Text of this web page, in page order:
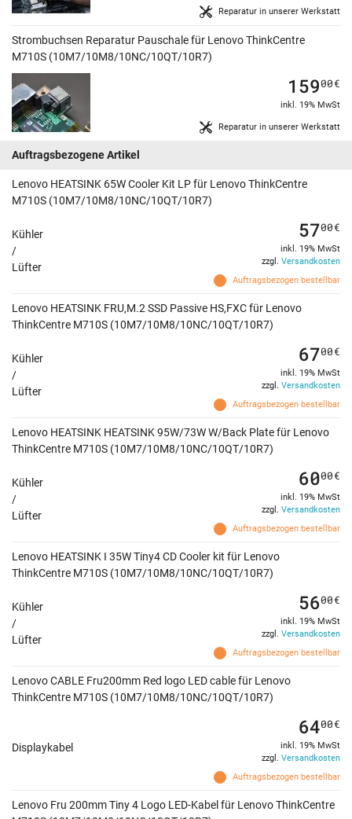
Reparatur in unserer Werkstatt
Strombuchsen Reparatur Pauschale für Lenovo ThinkCentre
M710S (10M7/10M8/10NC/10QT/10R7)
Reparatur in unserer Werkstatt
15900€
inkl. 19% MwSt
Auftragsbezogene Artikel
Lenovo HEATSINK 65W Cooler Kit LP für Lenovo ThinkCentre
M710S (10M7/10M8/10NC/10QT/10R7)
Kühler
/
Lüfter
Auftragsbezogen bestellbar
5700€
inkl. 19% MwSt
zzgl. Versandkosten
Lenovo HEATSINK FRU,M.2 SSD Passive HS,FXC für Lenovo
ThinkCentre M710S (10M7/10M8/10NC/10QT/10R7)
Kühler
/
Lüfter
Auftragsbezogen bestellbar
6700€
inkl. 19% MwSt
zzgl. Versandkosten
Lenovo HEATSINK HEATSINK 95W/73W W/Back Plate für Lenovo
ThinkCentre M710S (10M7/10M8/10NC/10QT/10R7)
Kühler
/
Lüfter
Auftragsbezogen bestellbar
6000€
inkl. 19% MwSt
zzgl. Versandkosten
Lenovo HEATSINK I 35W Tiny4 CD Cooler kit für Lenovo
ThinkCentre M710S (10M7/10M8/10NC/10QT/10R7)
Kühler
/
Lüfter
Auftragsbezogen bestellbar
5600€
inkl. 19% MwSt
zzgl. Versandkosten
Lenovo CABLE Fru200mm Red logo LED cable für Lenovo
ThinkCentre M710S (10M7/10M8/10NC/10QT/10R7)
Displaykabel
Auftragsbezogen bestellbar
6400€
inkl. 19% MwSt
zzgl. Versandkosten
Lenovo Fru 200mm Tiny 4 Logo LED-Kabel für Lenovo ThinkCentre